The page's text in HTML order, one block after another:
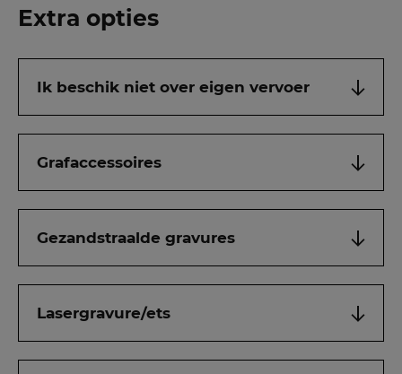
Extra opties
Ik beschik niet over eigen vervoer
Grafaccessoires
Gezandstraalde gravures
Lasergravure/ets